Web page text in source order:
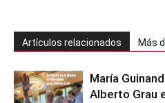
Artículos relacionados Más
María
Alberto Grau